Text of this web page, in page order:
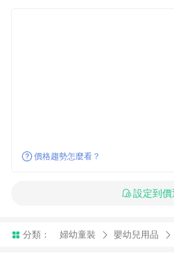
價格趨勢怎麼看？
設定到價
分類： 婦幼童裝 嬰幼兒用品